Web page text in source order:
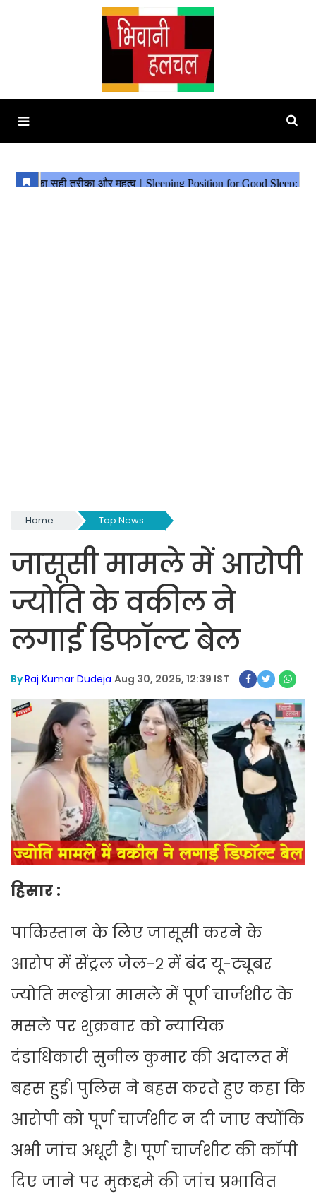
Home Top News
जासूसी मामले में आरोपी
ज्योति के वकील ने
लगाई डिफॉल्ट बेल
ByRaj Kumar Dudeja Aug 30, 2025, 12:39 IST
हिसार :
पाकिस्तान के लिए जासूसी करने के
आरोप में सेंट्रल जेल-2 में बंद यू-ट्यूबर
ज्योति मल्होत्रा मामले में पूर्ण चार्जशीट के
मसले पर शुक्रवार को न्यायिक
दंडाधिकारी सुनील कुमार की अदालत में
बहस हुई। पुलिस ने बहस करते हुए कहा कि
आरोपी को पूर्ण चार्जशीट न दी जाए क्योंकि
अभी जांच अधूरी है। पूर्ण चार्जशीट की कॉपी
दिए जाने पर मुकद्दमे की जांच प्रभावित